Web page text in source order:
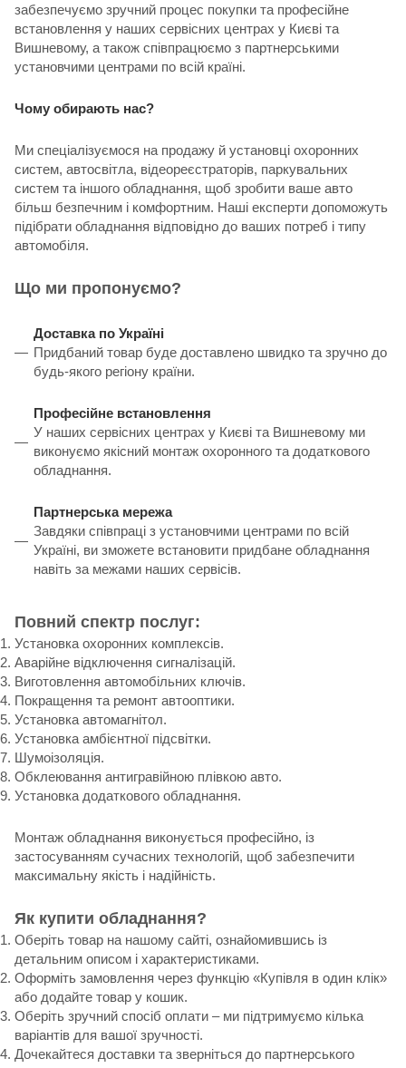
забезпечуємо зручний процес покупки та професійне
встановлення у наших сервісних центрах у Києві та
Вишневому, а також співпрацюємо з партнерськими
установчими центрами по всій країні.
Чому обирають нас?
Ми спеціалізуємося на продажу й установці охоронних
систем, автосвітла, відеореєстраторів, паркувальних
систем та іншого обладнання, щоб зробити ваше авто
більш безпечним і комфортним. Наші експерти допоможуть
підібрати обладнання відповідно до ваших потреб і типу
автомобіля.
Що ми пропонуємо?
Доставка по Україні
Придбаний товар буде доставлено швидко та зручно до
будь-якого регіону країни.
Професійне встановлення
У наших сервісних центрах у Києві та Вишневому ми
виконуємо якісний монтаж охоронного та додаткового
обладнання.
Партнерська мережа
Завдяки співпраці з установчими центрами по всій
Україні, ви зможете встановити придбане обладнання
навіть за межами наших сервісів.
Повний спектр послуг:
Установка охоронних комплексів.
Аварійне відключення сигналізацій.
Виготовлення автомобільних ключів.
Покращення та ремонт автооптики.
Установка автомагнітол.
Установка амбієнтної підсвітки.
Шумоізоляція.
Обклеювання антигравійною плівкою авто.
Установка додаткового обладнання.
Монтаж обладнання виконується професійно, із
застосуванням сучасних технологій, щоб забезпечити
максимальну якість і надійність.
Як купити обладнання?
Оберіть товар на нашому сайті, ознайомившись із
детальним описом і характеристиками.
Оформіть замовлення через функцію «Купівля в один клік»
або додайте товар у кошик.
Оберіть зручний спосіб оплати – ми підтримуємо кілька
варіантів для вашої зручності.
Дочекайтеся доставки та зверніться до партнерського